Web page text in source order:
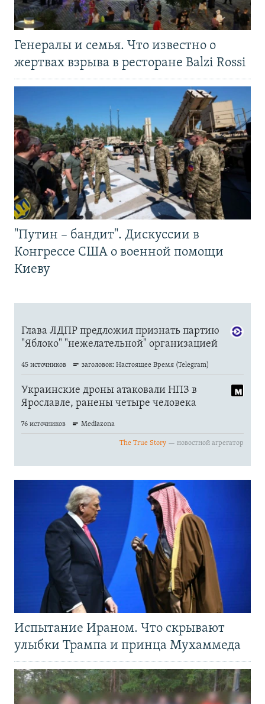
Генералы и семья. Что известно о
жертвах взрыва в ресторане Balzi Rossi
"Путин – бандит". Дискуссии в
Конгрессе США о военной помощи
Киеву
Испытание Ираном. Что скрывают
улыбки Трампа и принца Мухаммеда